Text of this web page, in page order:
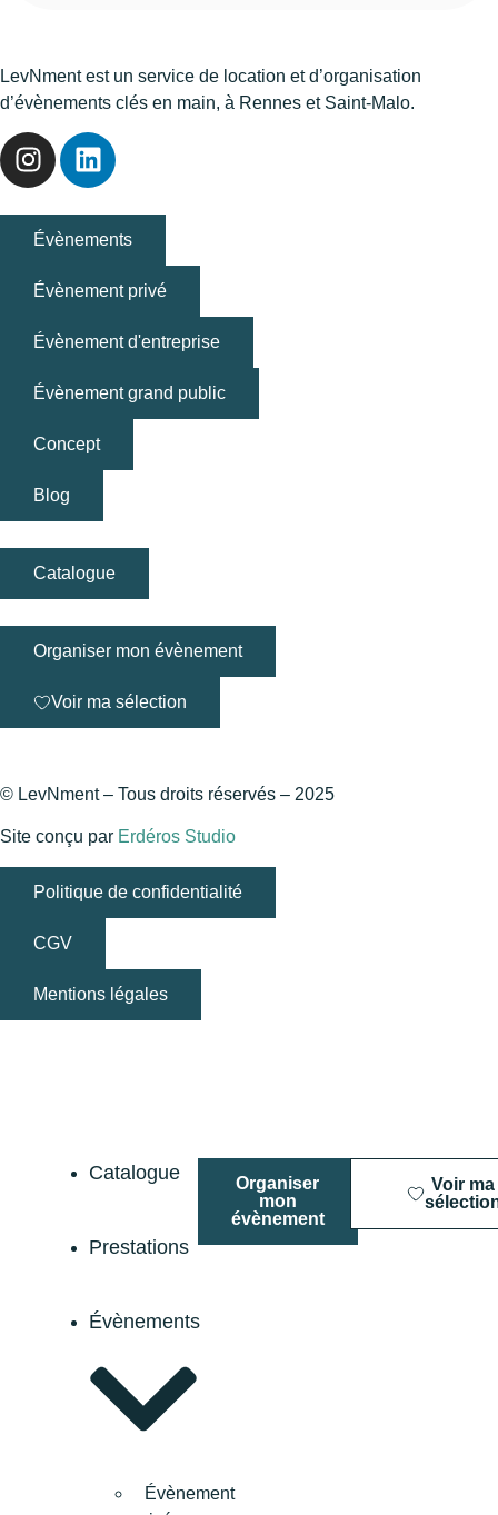
LevNment est un service de location et d’organisation
d’évènements clés en main, à Rennes et Saint-Malo.
Évènements
Évènement privé
Évènement d'entreprise
Évènement grand public
Concept
Blog
Catalogue
Organiser mon évènement
Voir ma sélection
© LevNment – Tous droits réservés – 2025
Site conçu par Erdéros Studio
Politique de confidentialité
CGV
Mentions légales
Catalogue
Prestations
Évènements
Évènement
Organiser
mon
évènement
Voir ma